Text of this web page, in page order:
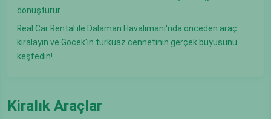
dönüştürür.
Real Car Rental ile Dalaman Havalimanı'nda önceden araç
kiralayın ve Göcek'in turkuaz cennetinin gerçek büyüsünü
keşfedin!
Kiralık Araçlar